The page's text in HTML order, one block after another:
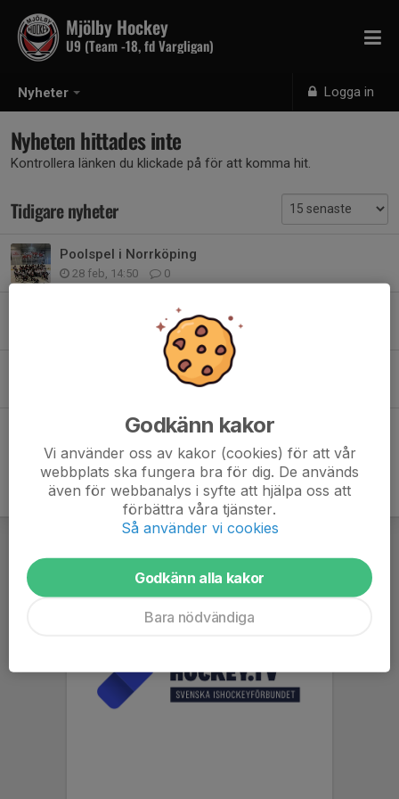
Nyheter Logga in
Mjölby Hockey
U9 (Team -18, fd Vargligan)
Nyheten hittades inte
Kontrollera länken du klickade på för att komma hit.
Tidigare nyheter
Poolspel i Norrköping
28 feb, 14:50 0
Pepsicupen hösten 2025
0
Säsongsstart Björnligan
Godkänn kakor
Vi använder oss av kakor (cookies) för att vår
webbplats ska fungera bra för dig. De används
även för webbanalys i syfte att hjälpa oss att
förbättra våra tjänster.
Så använder vi cookies
Godkänn alla kakor
Bara nödvändiga